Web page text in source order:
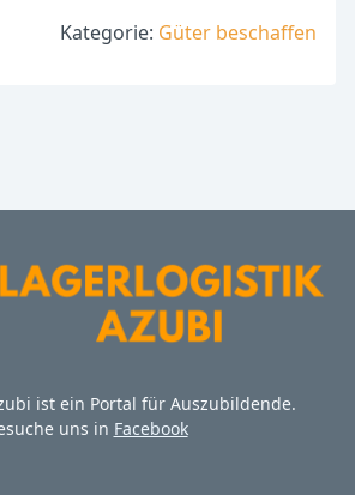
Kategorie: Güter beschaffen
ist ein Portal für Auszubildende.
uns in Facebook